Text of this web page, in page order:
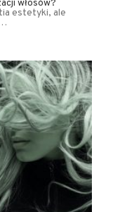
włosów?
estetyki, ale